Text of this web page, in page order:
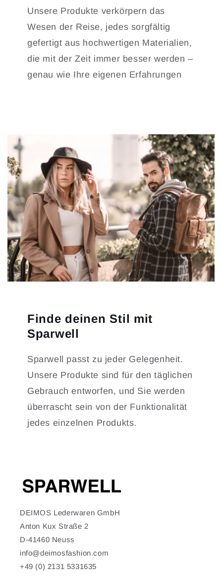
Unsere Produkte verkörpern das
Wesen der Reise, jedes sorgfältig
gefertigt aus hochwertigen Materialien,
die mit der Zeit immer besser werden –
genau wie Ihre eigenen Erfahrungen
Finde deinen Stil mit
Sparwell
Sparwell passt zu jeder Gelegenheit.
Unsere Produkte sind für den täglichen
Gebrauch entworfen, und Sie werden
überrascht sein von der Funktionalität
jedes einzelnen Produkts.
DEIMOS Lederwaren GmbH
Anton Kux Straße 2
D-41460 Neuss
info@deimosfashion.com
+49 (0) 2131 5331635